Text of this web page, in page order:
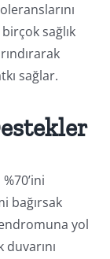
sağlık
sağlar.
bağırsak
yol
duvarını